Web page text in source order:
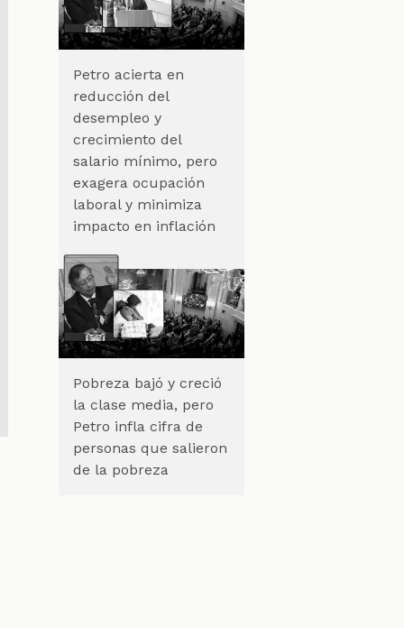
Petro acierta en
reducción del
desempleo y
crecimiento del
salario mínimo, pero
exagera ocupación
laboral y minimiza
impacto en inflación
Pobreza bajó y creció
la clase media, pero
Petro infla cifra de
personas que salieron
de la pobreza